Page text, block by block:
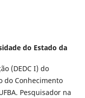
do Estado da
(DEDC I) do
do Conhecimento
Pesquisador na